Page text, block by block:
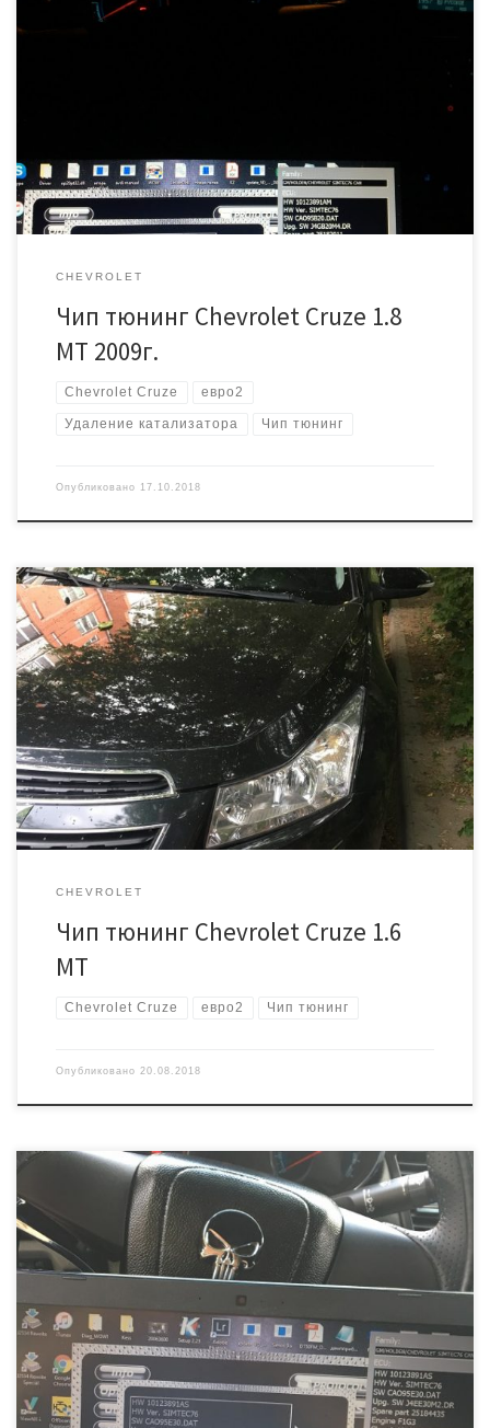
CHEVROLET
Чип тюнинг Chevrolet Cruze 1.8
MT 2009г.
Chevrolet Cruze евро2
Удаление катализатора Чип тюнинг
Опубликовано 17.10.2018
Автомобиль 2013 года выпуска. Удален катализатор. Необходимо
было сделать качественную прошивку под ЕВРО2. Чтение родной
прошивки и запись модифицированной производится через
диагностический разъем. Подготовка программы занимает
примерно 40 минут. На всю процедуру уходит час с небольшим.
Прибавка 109/120л.с., крутящий момент 150/165Н.м. Стоимость
7000 рублей.
CHEVROLET
Чип тюнинг Chevrolet Cruze 1.6
MT
Chevrolet Cruze евро2 Чип тюнинг
Опубликовано 20.08.2018
Приехал к нам по совету друзей Шевроле Круз с мотором 1,8.
Основная жалоба — плохая тяга с низов. Будем исправлять! Блок
управления в этом авто стоит Siemens Simtec76. Достаточно
быстро читается и пишется через диагностический разъем.
Считываем родную программу Калибруем и записываем обратно.
Увеличение мощности и крутящего момента двигателя около […]